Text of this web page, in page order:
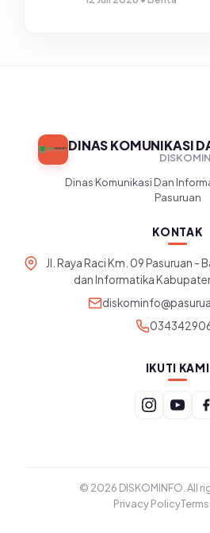
DINAS KOMUNIKASI
Dinas Komunikasi Dan
Pasuruan
KONTAK
Jl. Raya Raci Km. 09 Pasuruan -
dan Informatika Kabupaten
IKUTI KAMI
© 2026 DISKOMINFO. All
Privacy Policy